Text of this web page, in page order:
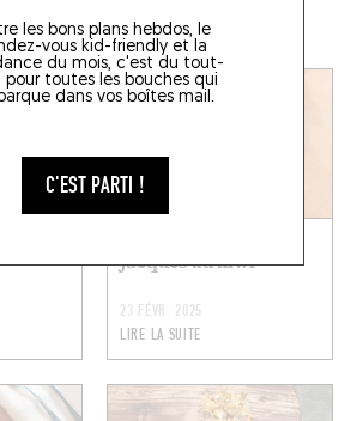
les bons plans hebdos, le
vous kid-friendly et la
du mois, c'est du tout-
pour toutes les bouches qui
dans vos boîtes mail.
C'EST PARTI !
JACQUES
TOQUÉRA 603
jacques au kiwi
23 FÉVR. 2025
LIRE LA SUITE